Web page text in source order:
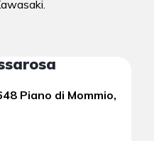
Piano di Mommio,